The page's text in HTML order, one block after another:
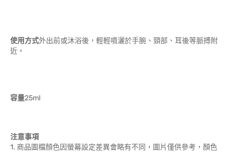
使用方式外出前或沐浴後，輕輕噴灑於手腕、頸部、耳後等脈搏附
近。
容量25ml
注意事項
1. 商品圖檔顏色因螢幕設定差異會略有不同，圖片僅供參考，顏色